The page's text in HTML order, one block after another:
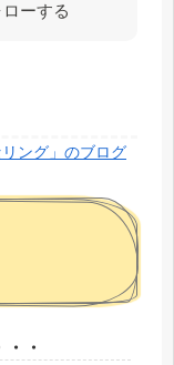
ーする
リング」のブログ
・